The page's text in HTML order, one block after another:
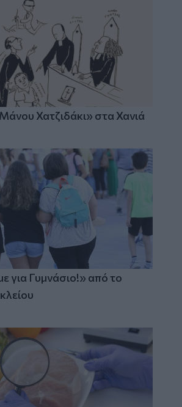
Χατζιδάκι» στα Χανιά
για Γυμνάσιο!» από το